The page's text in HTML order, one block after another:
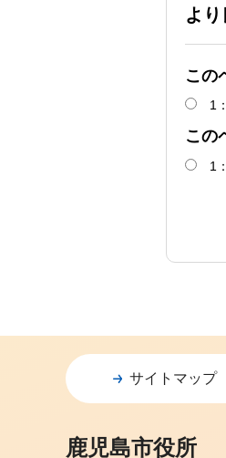
よ
この
1
この
1
サイトマップ
鹿児島市役所